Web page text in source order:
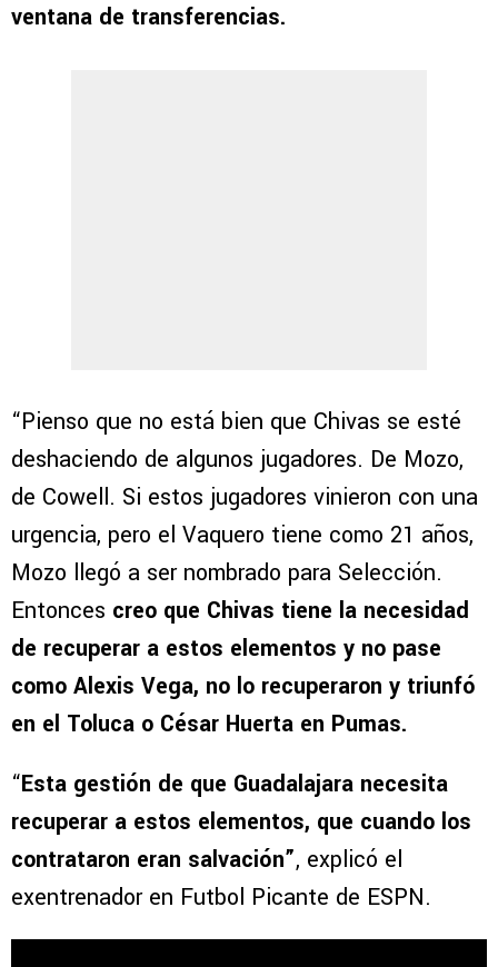
ventana de transferencias.
“Pienso que no está bien que Chivas se esté
deshaciendo de algunos jugadores. De Mozo,
de Cowell. Si estos jugadores vinieron con una
urgencia, pero el Vaquero tiene como 21 años,
Mozo llegó a ser nombrado para Selección.
Entonces creo que Chivas tiene la necesidad
de recuperar a estos elementos y no pase
como Alexis Vega, no lo recuperaron y triunfó
en el Toluca o César Huerta en Pumas.
“Esta gestión de que Guadalajara necesita
recuperar a estos elementos, que cuando los
contrataron eran salvación”, explicó el
exentrenador en Futbol Picante de ESPN.